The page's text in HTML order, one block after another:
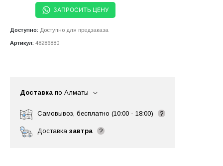
ЗАПРОСИТЬ ЦЕНУ
Доступно: Доступно для предзаказа
Артикул: 48286880
Доставка по Алматы
Самовывоз, бесплатно (10:00 - 18:00) ?
Доставка завтра ?